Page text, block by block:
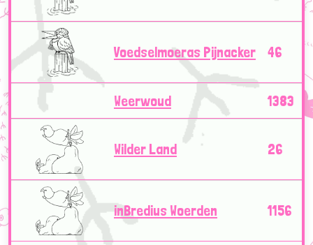
Voedselmoeras Pijnacker 46
Weerwoud 1383
Wilder Land 26
inBredius Woerden 1156